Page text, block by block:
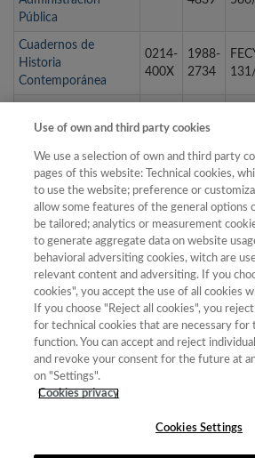
Pública
Cuadernos de
Historia
Contemporánea
0214-
400X
1988-
2734
HISTORIA
4018
2475
Cuadernos de
Ilustración y
Romanticismo
2173-
Cuadernos de
Investigación
Filológica
0211-
0547
1699-
292X
« primera 1 2 3
9 … siguiente › última »
Use of own and third party cookies
We use a selection of own and third party
pages of this website: Technical cookies,
to use the website; preference or
allow some features of the general options
be tailored; analytics or measurement
to generate aggregate data on website
behavioral adversiting cookies, witch are
relevant content and adversiting. If you
cookies", you accept the use of all cookies
If you choose "Reject all cookies", you
for technical cookies that are necessary for
function. You can accept and reject
and revoke your consent for the future at
on "Settings".
Cookies privacy
Cookies Settings